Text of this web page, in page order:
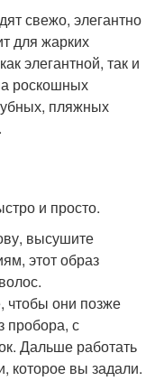
свежо, элегантно
для жарких
элегантной, так и
роскошных
пляжных
и просто.
высушите
этот образ
чтобы они позже
пробора, с
Дальше работать
которое вы задали.